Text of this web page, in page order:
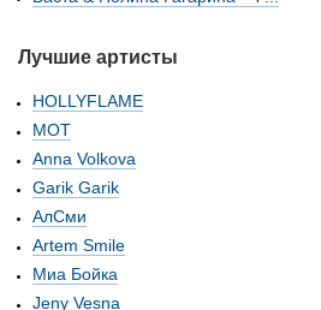
Лучшие артисты
HOLLYFLAME
МОТ
Anna Volkova
Garik Garik
АлСми
Artem Smile
Миа Бойка
Jeny Vesna